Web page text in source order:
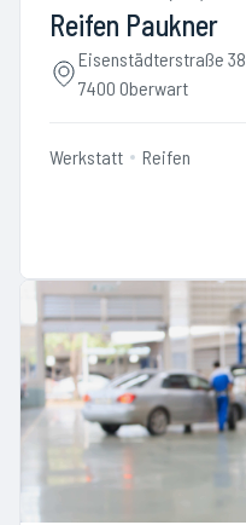
Reifen Paukner
Eisenstädterstraße 38
7400 Oberwart
Werkstatt Reifen